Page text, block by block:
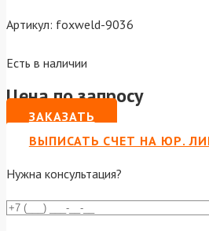
Артикул: foxweld-9036
Есть в наличии
Цена по запросу
ЗАКАЗАТЬ
ВЫПИСАТЬ СЧЕТ НА ЮР.
Нужна консультация?